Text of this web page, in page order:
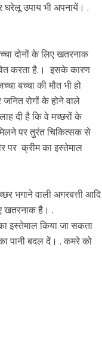
घरेलू उपाय भी अपनायें। .
दोनों के लिए खतरनाक
करता है.। इसके कारण
बच्चा की मौत भी हो
रोगों के होने वाले
दी है कि वे मच्छरों के
पर तुरंत चिकित्सक से
पर क्रीम का इस्तेमाल
भगाने वाली अगरबत्ती आदि
खतरनाक है। .
इस्तेमाल किया जा सकता
पानी बदल दें। . कमरे को